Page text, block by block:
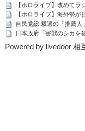
【ホロライブ】改めて
【ホロライブ】海外勢
自民党総.裁選の「推薦
日本政府「害獣のシカを
Powered by livedoor 相